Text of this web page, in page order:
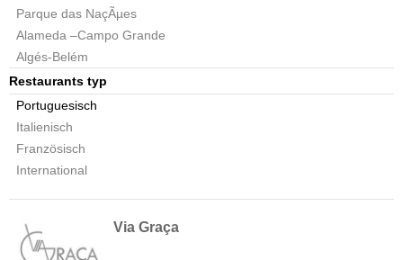
Parque das NaçÃµes
Alameda –Campo Grande
Algés-Belém
Restaurants typ
Portuguesisch
Italienisch
Französisch
International
Via Graça